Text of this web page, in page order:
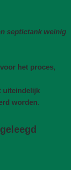
septictank weinig
het proces,
uiteindelijk
worden.